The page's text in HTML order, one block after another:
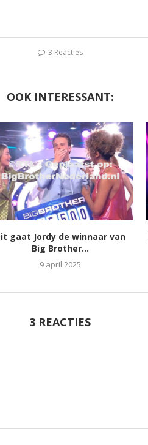
3 Reacties
OOK INTERESSANT:
gaat Jordy de winnaar van
Big Brother...
9 april 2025
3 REACTIES